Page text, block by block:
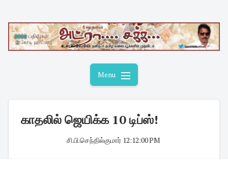
content
Menu
காதலில் ஜெயிக்க 10 டிப்ஸ்!
சி.பி.செந்தில்குமார்· 12:12:00 PM